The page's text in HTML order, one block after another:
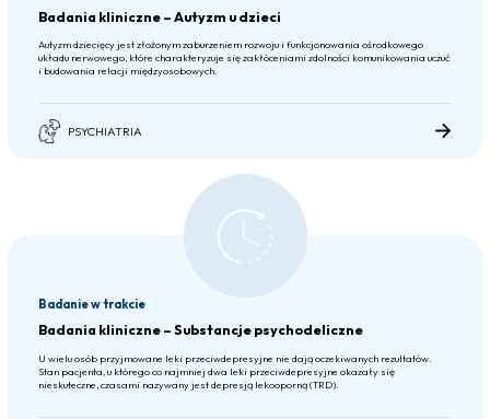
Badania kliniczne – Autyzm u dzieci
Autyzm dziecięcy jest złożonym zaburzeniem rozwoju i funkcjonowania ośrodkowego
układu nerwowego, które charakteryzuje się zakłóceniami zdolności komunikowania uczuć
i budowania relacji międzyosobowych.
PSYCHIATRIA
Badanie w trakcie
Badania kliniczne – Substancje psychodeliczne
U wielu osób przyjmowane leki przeciwdepresyjne nie dają oczekiwanych rezultatów.
Stan pacjenta, u którego co najmniej dwa leki przeciwdepresyjne okazały się
nieskuteczne, czasami nazywany jest depresją lekooporną (TRD).